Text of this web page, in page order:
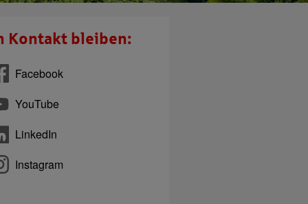
Kontakt bleiben:
Facebook
YouTube
LinkedIn
Instagram